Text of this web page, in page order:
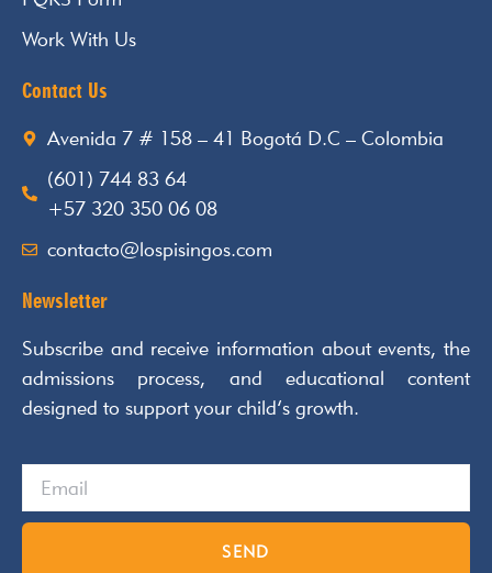
Work With Us
Contact Us
Avenida 7 # 158 – 41 Bogotá D.C – Colombia
(601) 744 83 64
+57 320 350 06 08
contacto@lospisingos.com
Newsletter
Subscribe and receive information about events, the
admissions process, and educational content
designed to support your child’s growth.
SEND